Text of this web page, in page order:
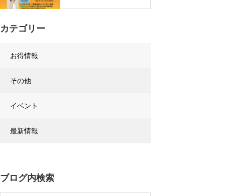
カテゴリー
お得情報
その他
イベント
最新情報
ブログ内検索